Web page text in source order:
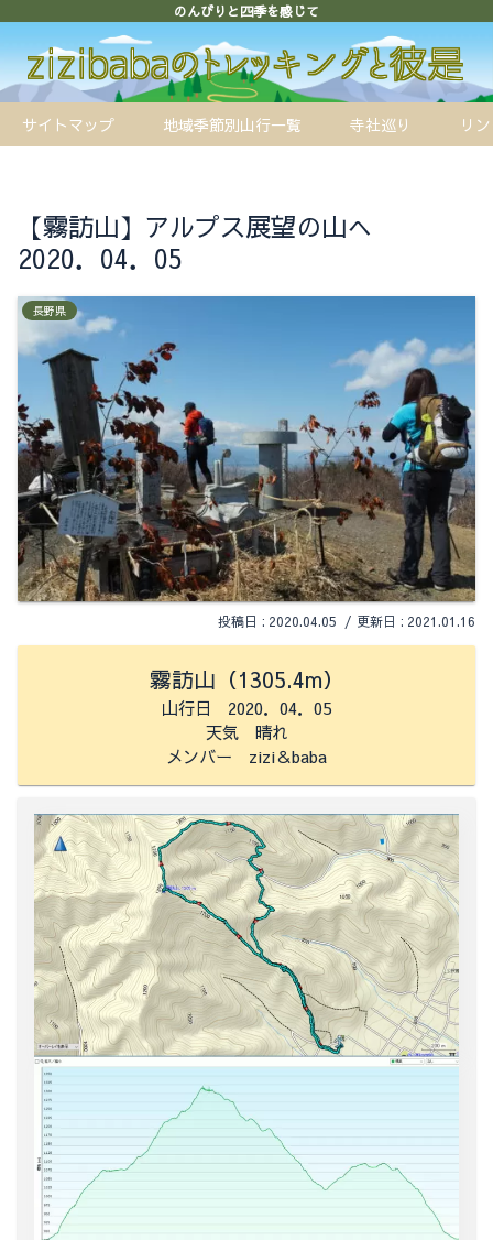
のんびりと四季を感じて
サイトマップ 地域季節別山行一覧 寺社巡り リ
【霧訪山】アルプス展望の山へ
2020．04．05
長野県
2020.04.05 2021.01.16
霧訪山（1305.4m）
山行日 2020．04．05
天気 晴れ
メンバー zizi＆baba